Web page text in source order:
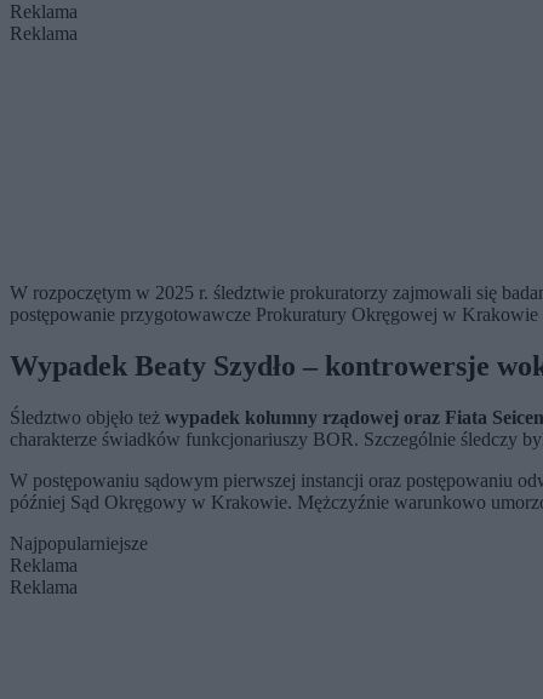
Reklama
Reklama
W rozpoczętym w 2025 r. śledztwie prokuratorzy zajmowali się
postępowanie przygotowawcze Prokuratury Okręgowej w
Wypadek Beaty Szydło – kontrowersje
Śledztwo objęło też wypadek kolumny rządowej oraz Fiata
charakterze świadków funkcjonariuszy BOR. Szczególnie śledczy
W postępowaniu sądowym pierwszej instancji oraz postępowaniu
później Sąd Okręgowy w Krakowie. Mężczyźnie warunkowo
Najpopularniejsze
Reklama
Reklama